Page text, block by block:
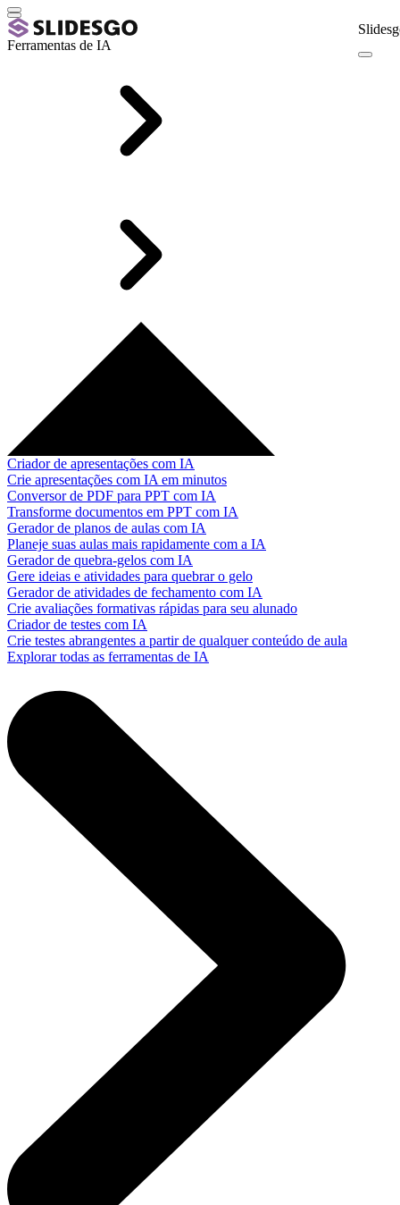
Ferramentas de IA
Criador de apresentações com IA
Crie apresentações com IA em minutos
Conversor de PDF para PPT com IA
Transforme documentos em PPT com IA
Gerador de planos de aulas com IA
Planeje suas aulas mais rapidamente com a IA
Gerador de quebra-gelos com IA
Gere ideias e atividades para quebrar o gelo
Gerador de atividades de fechamento com IA
Crie avaliações formativas rápidas para seu alunado
Criador de testes com IA
Crie testes abrangentes a partir de qualquer conteúdo de aula
Explorar todas as ferramentas de IA